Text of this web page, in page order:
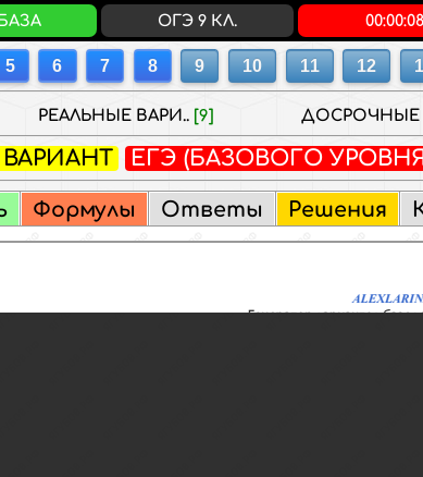
РЕАЛЬНЫЕ ВАРИ.. [9] ДОСРОЧНЫЕ
ЕГЭ (БАЗОВОГО
Формулы Ответы Решения
ОГЭ 9 КЛ. 00:00:08